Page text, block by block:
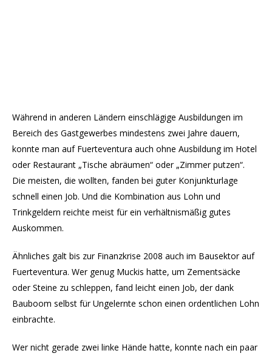
Während in anderen Ländern einschlägige Ausbildungen im
Bereich des Gastgewerbes mindestens zwei Jahre dauern,
konnte man auf Fuerteventura auch ohne Ausbildung im Hotel
oder Restaurant „Tische abräumen“ oder „Zimmer putzen“.
Die meisten, die wollten, fanden bei guter Konjunkturlage
schnell einen Job. Und die Kombination aus Lohn und
Trinkgeldern reichte meist für ein verhältnismäßig gutes
Auskommen.
Ähnliches galt bis zur Finanzkrise 2008 auch im Bausektor auf
Fuerteventura. Wer genug Muckis hatte, um Zementsäcke
oder Steine zu schleppen, fand leicht einen Job, der dank
Bauboom selbst für Ungelernte schon einen ordentlichen Lohn
einbrachte.
Wer nicht gerade zwei linke Hände hatte, konnte nach ein paar